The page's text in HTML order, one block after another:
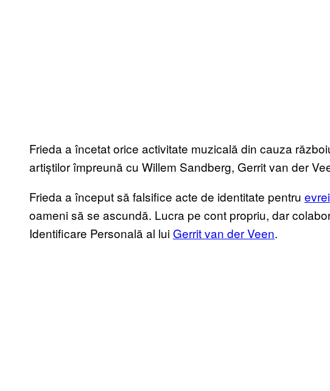
Frieda a încetat orice activitate muzicală din cauza
artiștilor împreună cu Willem Sandberg, Gerrit van der
Frieda a început să falsifice acte de identitate pentru evrei
oameni să se ascundă. Lucra pe cont propriu, dar
Identificare Personală al lui Gerrit van der Veen.